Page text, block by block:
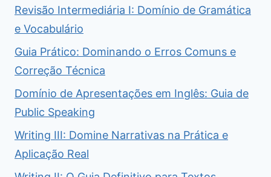
Revisão Intermediária I: Domínio de Gramática
e Vocabulário
Guia Prático: Dominando o Erros Comuns e
Correção Técnica
Domínio de Apresentações em Inglês: Guia de
Public Speaking
Writing III: Domine Narrativas na Prática e
Aplicação Real